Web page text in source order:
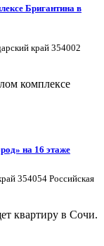
Бригантина в
край 354002
комплексе
на 16 этаже
354054 Российская
квартиру в Сочи.